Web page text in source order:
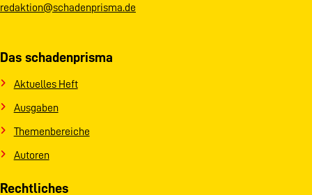
redaktion@schadenprisma.de
Das schadenprisma
Aktuelles Heft
Ausgaben
Themenbereiche
Autoren
Rechtliches